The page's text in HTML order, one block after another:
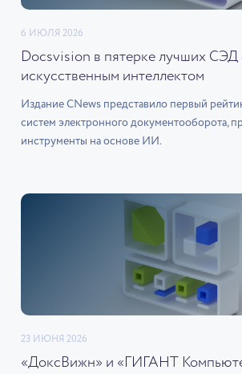
6 ИЮЛЯ 2026
Docsvision в пятерке лучших СЭД
искусственным интеллектом
Издание CNews представило первый
систем электронного документооборота,
инструменты на основе ИИ.
23 ИЮНЯ 2026
«ДоксВижн» и «ГИГАНТ